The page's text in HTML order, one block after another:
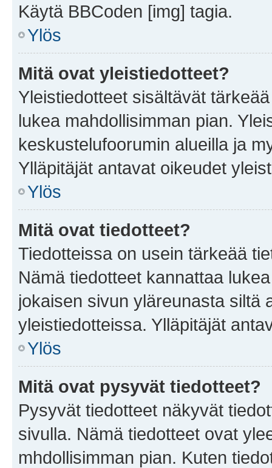
Käytä BBCoden [img] tagia.
Ylös
Mitä ovat yleistiedotteet?
Yleistiedotteet sisältävät
lukea mahdollisimman pian.
keskustelufoorumin alueilla ja
Ylläpitäjät antavat oikeudet
Ylös
Mitä ovat tiedotteet?
Tiedotteissa on usein tärkeää
Nämä tiedotteet kannattaa
jokaisen sivun yläreunasta siltä
yleistiedotteissa. Ylläpitäjät
Ylös
Mitä ovat pysyvät tiedotteet?
Pysyvät tiedotteet näkyvät
sivulla. Nämä tiedotteet ovat
mhdollisimman pian. Kuten